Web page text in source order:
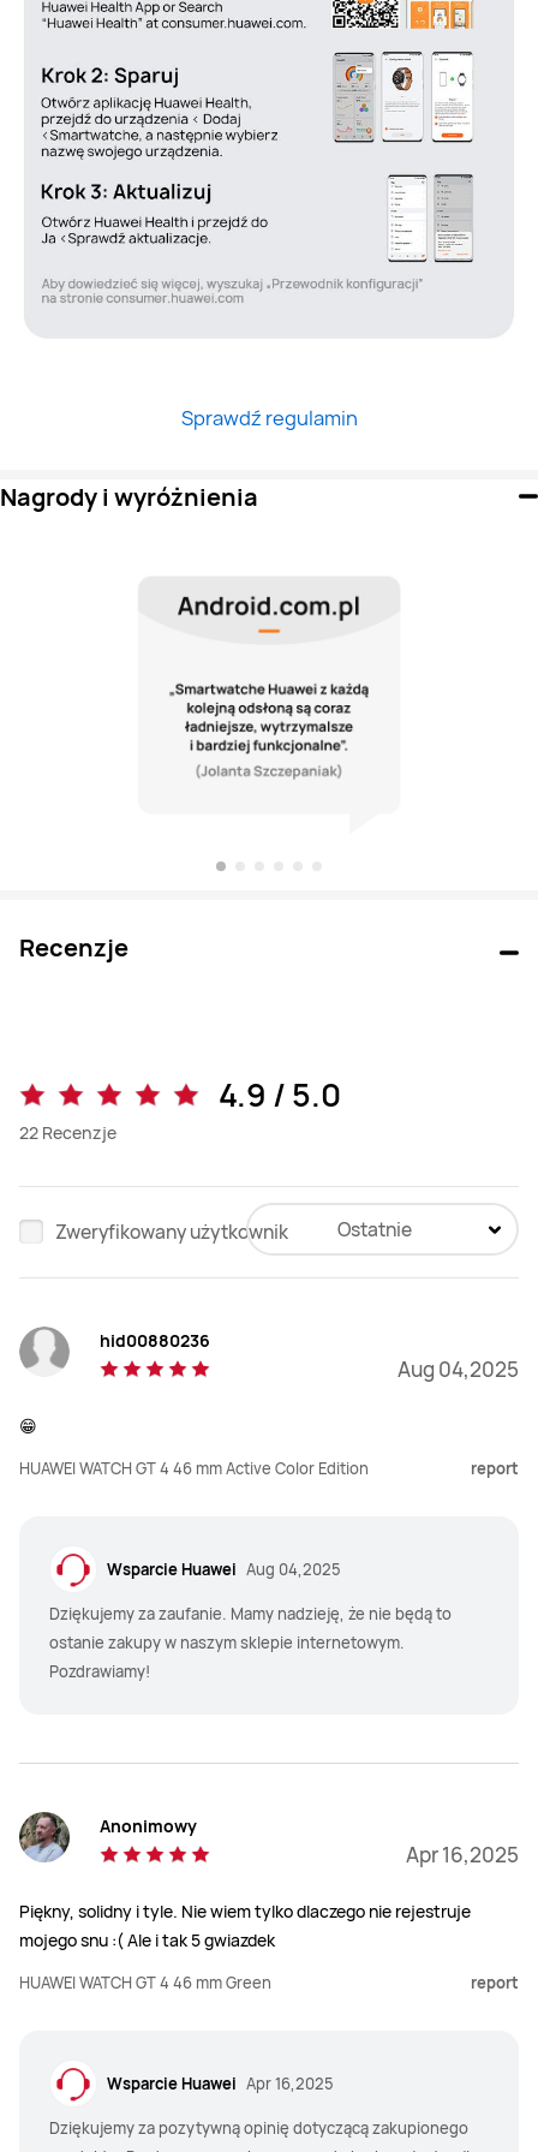
Sprawdź regulamin
Nagrody i wyróżnienia
Recenzje
4.9 / 5.0
22 Recenzje
Zweryfikowany użytkownik Ostatnie
hid00880236
Aug 04,2025
😁
HUAWEI WATCH GT 4 46 mm Active Color Edition report
Wsparcie Huawei Aug 04,2025
Dziękujemy za zaufanie. Mamy nadzieję, że nie będą to
ostanie zakupy w naszym sklepie internetowym.
Pozdrawiamy!
Anonimowy
Apr 16,2025
Piękny, solidny i tyle. Nie wiem tylko dlaczego nie rejestruje
mojego snu :( Ale i tak 5 gwiazdek
HUAWEI WATCH GT 4 46 mm Green report
Wsparcie Huawei Apr 16,2025
Dziękujemy za pozytywną opinię dotyczącą zakupionego